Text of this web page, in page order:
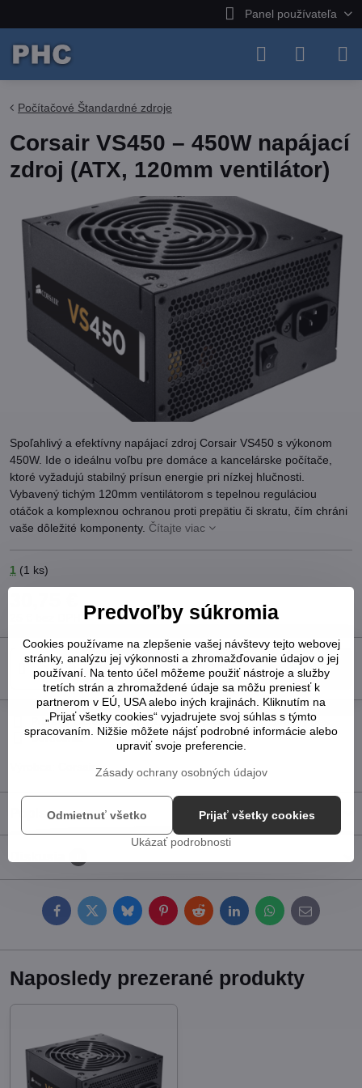
Panel používateľa
Počítačové Štandardné zdroje
Corsair VS450 – 450W napájací
zdroj (ATX, 120mm ventilátor)
Spoľahlivý a efektívny napájací zdroj Corsair VS450 s výkonom
450W. Ide o ideálnu voľbu pre domáce a kancelárske počítače,
ktoré vyžadujú stabilný prísun energie pri nízkej hlučnosti.
Vybavený tichým 120mm ventilátorom s tepelnou reguláciou
otáčok a komplexnou ochranou proti prepätiu či skratu, čím chráni
vaše dôležité komponenty. Čítajte viac
1 (1 ks)
Do košíka
Pridať k Obľúbeným Otázka k produktu
Strážny pes
Doručenia
FacebookTwitterBlueskyPinterestRedditLinkedInWhatsApp
E-
mail
Naposledy prezerané produkty
Predvoľby súkromia
Cookies používame na zlepšenie vašej návštevy tejto webovej
stránky, analýzu jej výkonnosti a zhromažďovanie údajov o jej
používaní. Na tento účel môžeme použiť nástroje a služby
tretích strán a zhromaždené údaje sa môžu preniesť k
partnerom v EÚ, USA alebo iných krajinách. Kliknutím na
„Prijať všetky cookies“ vyjadrujete svoj súhlas s týmto
spracovaním. Nižšie môžete nájsť podrobné informácie alebo
upraviť svoje preferencie.
Zásady ochrany osobných údajov
Ukázať podrobnosti
Prijať všetky cookies
Odmietnuť všetko